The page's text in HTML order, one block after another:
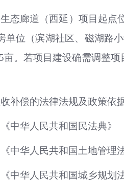
态廊道（西延）项目起点
单位（滨湖社区、磁湖路
亩。若项目建设确需调整
补偿的法律法规及政策依
《中华人民共和国民法典》
《中华人民共和国土地管理法
《中华人民共和国城乡规划法